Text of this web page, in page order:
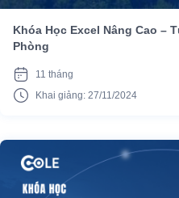
Khóa Học Excel Nâng Cao –
Phòng
11 tháng
Khai giảng: 27/11/2024